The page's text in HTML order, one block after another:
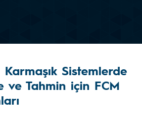
Karmaşık Sistemlerde
ve Tahmin için FCM